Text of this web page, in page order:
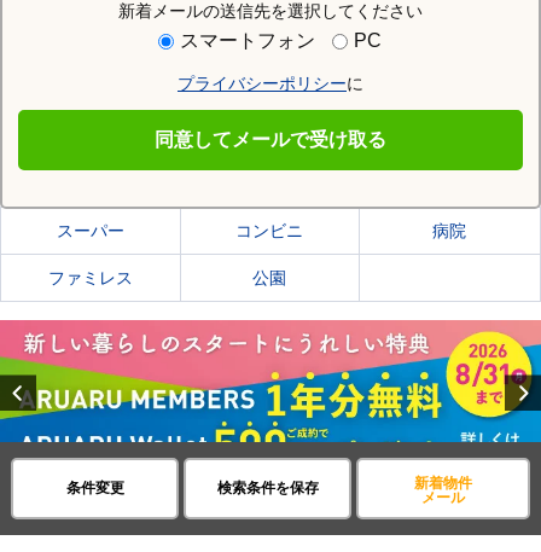
条件変更 検索条件を保存
新着物件
メール
新着メールの送信先を選択してください
スマートフォン PC
プライバシーポリシーに
同意してメールで受け取る
住む街研究所でつくば市の情報を見る
つくば市の施設一覧
スーパー コンビニ 病院
ファミレス 公園
Previous